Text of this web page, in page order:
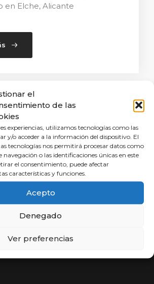
el
de las
experiencias, utilizamos tecnologías como las
y/o acceder a la información del dispositivo. El
tecnologías nos permitirá procesar datos como
o las identificaciones únicas en este
el consentimiento, puede afectar
características y funciones.
Acepto
Denegado
Ver preferencias
en Elche, Alicante
a
nosotros tampoco. Más de 30 años
expertos en encontrar soluciones.